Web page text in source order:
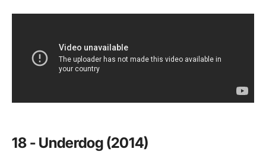
18 - Underdog (2014)